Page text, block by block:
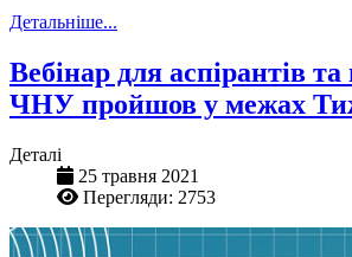
Детальніше...
Вебінар для аспірантів та
ЧНУ пройшов у межах
Деталі
25 травня 2021
Перегляди: 2753